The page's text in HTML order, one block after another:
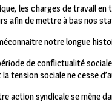
les charges de travail
afin de mettre à bas nos
notre longue
de conflictualité
tension sociale ne cesse
action syndicale se mène